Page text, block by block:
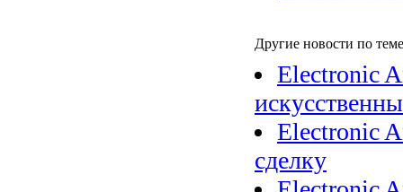
Другие новости по
Electronic
Electronic
сделку